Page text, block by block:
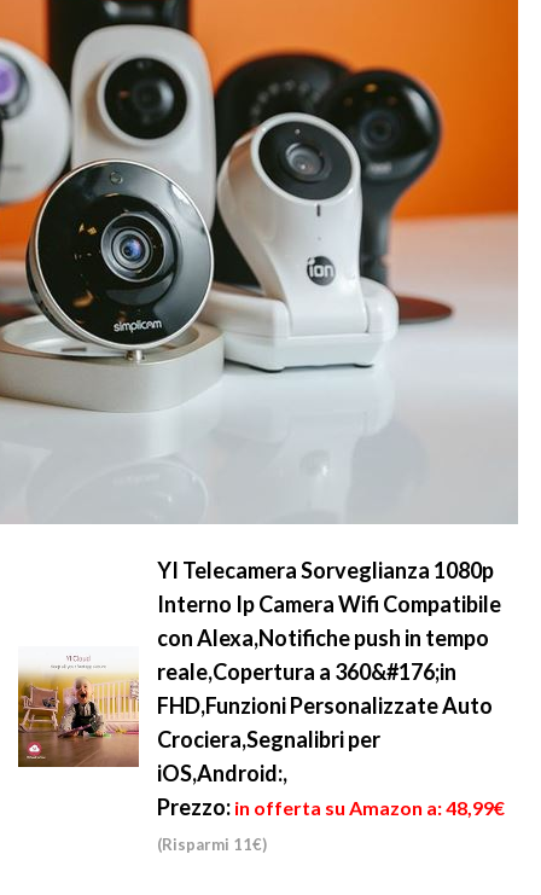
YI Telecamera Sorveglianza 1080p
Interno Ip Camera Wifi Compatibile
con Alexa,Notifiche push in tempo
reale,Copertura a 360&#176;in
FHD,Funzioni Personalizzate Auto
Crociera,Segnalibri per
iOS,Android:,
Prezzo: in offerta su Amazon a: 48,99€
(Risparmi 11€)